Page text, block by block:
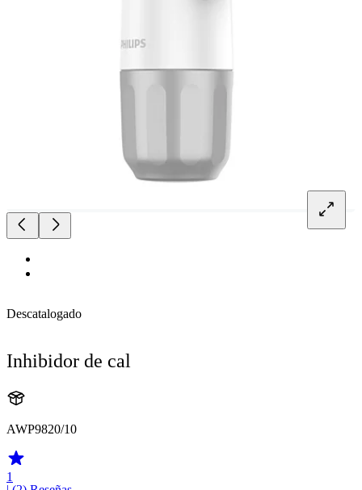
Descatalogado
Inhibidor de cal
AWP9820/10
1